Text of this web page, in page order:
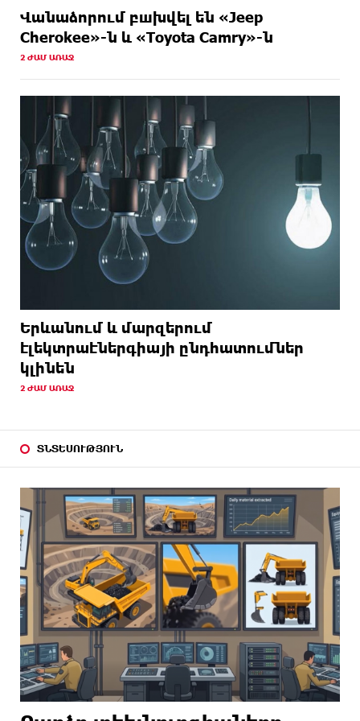
Վանաձորում բшխվել են «Jeep
Cherokee»-ն և «Toyota Camry»-ն
2 ԺԱՄ ԱՌԱՋ
Երևանում և մարզերում
էլեկտրաէներգիայի ընդհատումներ
կլինեն
2 ԺԱՄ ԱՌԱՋ
ՏՆՏԵՍՈՒԹՅՈՒՆ